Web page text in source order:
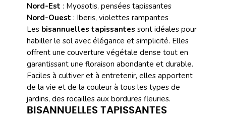
Nord-Est : Myosotis, pensées tapissantes
Nord-Ouest : Iberis, violettes rampantes
Les bisannuelles tapissantes sont idéales pour
habiller le sol avec élégance et simplicité. Elles
offrent une couverture végétale dense tout en
garantissant une floraison abondante et durable.
Faciles à cultiver et à entretenir, elles apportent
de la vie et de la couleur à tous les types de
jardins, des rocailles aux bordures fleuries.
BISANNUELLES TAPISSANTES